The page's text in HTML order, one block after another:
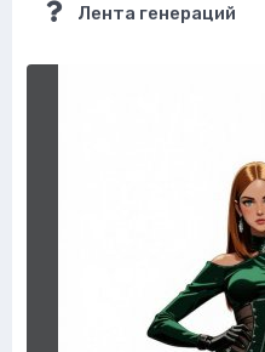
Лента генераций